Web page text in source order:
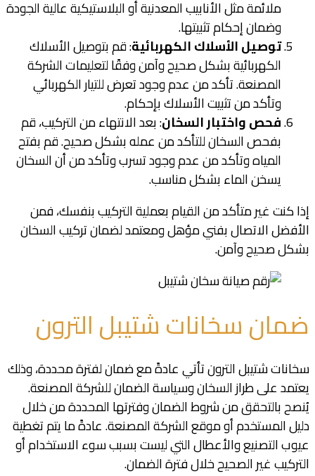
ملائمة مثل الأنابيب المعدنية أو البلاستيكية عالية الجودة
وضمان إحكام تثبيتها.
توصيل الأسلاك الكهربائية: قم بتوصيل الأسلاك
الكهربائية بشكل صحيح وآمن وفقًا لتعليمات الشركة
المصنعة. تأكد من عدم وجود تعرض للتيار الكهربائي
وتأكد من تثبيت الأسلاك بإحكام.
فحص واختبار السخان: بعد الانتهاء من التركيب، قم
بفحص السخان للتأكد من عمله بشكل صحيح. قم بفتح
المياه وتأكد من عدم وجود تسرب وتأكد من أن السخان
يسخن الماء بشكل مناسب.
إذا كنت غير متأكد من القيام بعملية التركيب بنفسك، فمن
الأفضل الاتصال بفني مؤهل ومعتمد لضمان تركيب السخان
بشكل صحيح وآمن.
ضمان سخانات شتيبل الترون
سخانات شتيبل الترون تأتي عادةً مع ضمان لفترة محددة، وذلك
يعتمد على طراز السخان وسياسة الضمان للشركة المصنعة.
يُنصح بالتحقق من شروط الضمان وفترتها المحددة من خلال
دليل المستخدم أو موقع الشركة المصنعة. عادةً ما يتم تغطية
عيوب التصنيع والأعطال التي ليست بسبب سوء الاستخدام أو
التركيب غير الصحيح خلال فترة الضمان.